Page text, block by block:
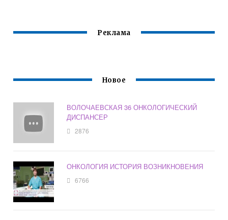
Реклама
Новое
ВОЛОЧАЕВСКАЯ 36 ОНКОЛОГИЧЕСКИЙ
ДИСПАНСЕР
2876
ОНКОЛОГИЯ ИСТОРИЯ ВОЗНИКНОВЕНИЯ
6766